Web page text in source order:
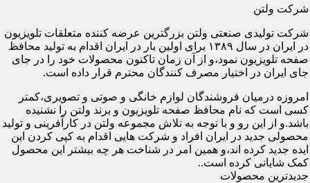
شرکت ولتن
شرکت تولیدی صنعتی ولتن بزرگترین عرضه کننده متعلقات تلویزیون
در ایران در سال ۱۳۸۹ برای اولین بار در ایران اقدام به تولید محافظ
صفحه تلویزیون نمود،و از آن زمان تاکنون محصولات خود را در جای
جای ایران در اختیار مصرف کنندگان محترم قرار داده است.
امروزه درمیان فروشندگان لوازم خانگی و صوتی و تصویری،کمتر
کسی است که نام محافظ صفحه تلویزیون و برند ولتن را نشنیده
باشد.و از این رو و با توجه به تلاش مجموعه ولتن در کارآفرینی و تولید
محصولی جدید در ایران افراد و شرکت هایی اقدام به کپی کردن این
ایده جدید کرده اند،و همین امر در شناخت هر چه بیشتر این محصول
کمک شایانی کرده است..
جدیدترین محصولات